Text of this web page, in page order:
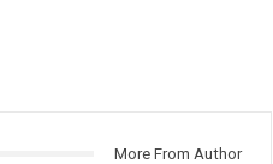
More From Author